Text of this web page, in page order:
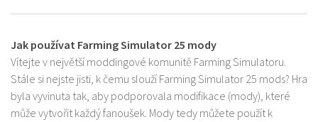
Jak používat Farming Simulator 25 mody
Vítejte v největší moddingové komunitě Farming Simulatoru.
Stále si nejste jisti, k čemu slouží Farming Simulator 25 mods? Hra
byla vyvinuta tak, aby podporovala modifikace (mody), které
může vytvořit každý fanoušek. Mody tedy můžete použít k